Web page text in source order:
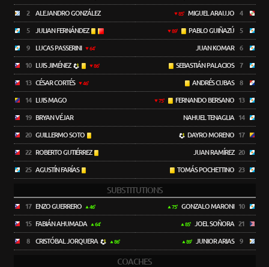
2 ALEJANDRO GONZÁLEZ
5 JULIAN FERNÁNDEZ
9 LUCAS PASSERINI 64'
10 LUIS JIMÉNEZ 86'
13 CÉSAR CORTÉS 46'
14 LUIS MAGO
19 BRYAN VÉJAR
20 GUILLERMO SOTO
22 ROBERTO GUTIÉRREZ
25 AGUSTÍN FARÍAS
85' MIGUEL ARAUJO 4
89' PABLO GUIÑAZÚ 5
JUAN KOMAR 6
SEBASTIÁN PALACIOS 7
ANDRÉS CUBAS 8
75' FERNANDO BERSANO 13
NAHUEL TENAGLIA 14
DAYRO MORENO 17
JUAN RAMÍREZ 20
TOMÁS POCHETTINO 23
SUBSTITUTIONS
17 ENZO GUERRERO 46'
15 FABIÁN AHUMADA 64'
8 CRISTÓBAL JORQUERA 86'
75' GONZALO MARONI 10
85' JOEL SOÑORA 21
89' JUNIOR ARIAS 9
COACHES